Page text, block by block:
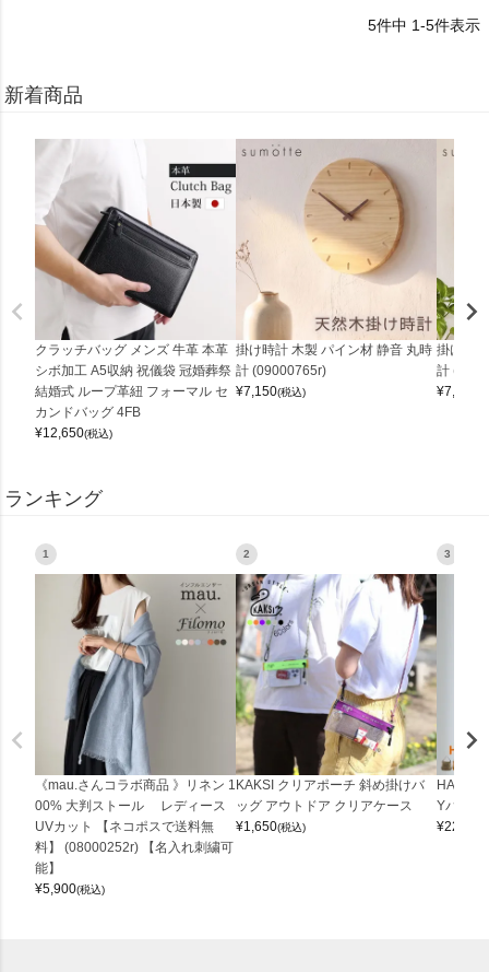
5件中 1-5件表示
新着商品
クラッチバッグ メンズ 牛革 本革
シボ加工 A5収納 祝儀袋 冠婚葬祭
結婚式 ループ革紐 フォーマル セ
カンドバッグ 4FB
¥12,650(税込)
掛け時計 木製 パイン材 静音 丸時
計 (09000765r)
¥7,150(税込)
掛け時
計
¥7,150
ランキング
1
《mau.さんコラボ商品 》リネン 1
00% 大判ストール レディース
UVカット 【ネコポスで送料無
料】 (08000252r) 【名入れ刺繍可
能】
¥5,900(税込)
2
KAKSI クリアポーチ 斜め掛けバ
ッグ アウトドア クリアケース
¥1,650(税込)
3
Yバッグ
¥22,000